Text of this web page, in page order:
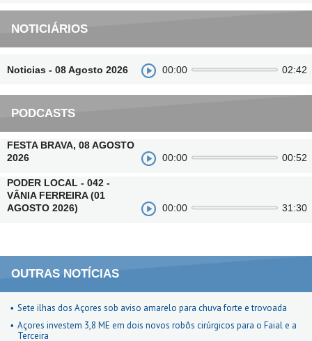
NOTICIÁRIOS
Noticias - 08 Agosto 2026 00:00 02:42
PODCASTS
FESTA BRAVA, 08 AGOSTO
2026
00:00 00:52
PODER LOCAL - 042 -
VÂNIA FERREIRA (01
AGOSTO 2026)
00:00 31:30
OUTRAS NOTÍCIAS
Sete ilhas dos Açores sob aviso amarelo para chuva forte e trovoada
Açores investem 3,8 ME em dois novos robôs cirúrgicos para o Faial e a
Terceira